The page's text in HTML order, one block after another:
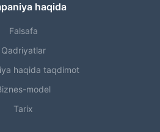
haqida
Falsafa
Qadriyatlar
haqida taqdimot
model
Tarix